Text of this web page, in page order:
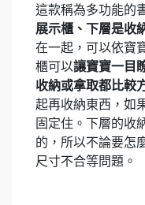
這款稱為多功能的
展示櫃、下層是收
在一起，可以依寶
櫃可以讓寶寶一目
收納或拿取都比較
起再收納東西，如
固定住。下層的收
的，所以不論要怎
尺寸不合等問題。